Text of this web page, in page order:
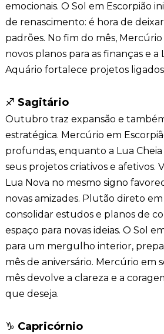
emocionais. O Sol em Escorpião
de renascimento: é hora de
padrões. No fim do mês,
novos planos para as finanças e
Aquário fortalece projetos ligados
♐ Sagitário
Outubro traz expansão e
estratégica. Mercúrio em
profundas, enquanto a Lua
seus projetos criativos e afetivos.
Lua Nova no mesmo signo
novas amizades. Plutão direto
consolidar estudos e planos de
espaço para novas ideias. O Sol
para um mergulho interior,
mês de aniversário. Mercúrio em
mês devolve a clareza e a
que deseja.
♑ Capricórnio